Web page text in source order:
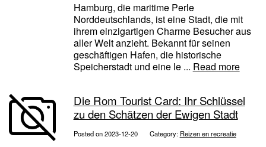
Hamburg, die maritime Perle
Norddeutschlands, ist eine Stadt, die mit
ihrem einzigartigen Charme Besucher aus
aller Welt anzieht. Bekannt für seinen
geschäftigen Hafen, die historische
Speicherstadt und eine le ... Read more
Die Rom Tourist Card: Ihr Schlüssel
zu den Schätzen der Ewigen Stadt
Posted on 2023-12-20 Category: Reizen en recreatie